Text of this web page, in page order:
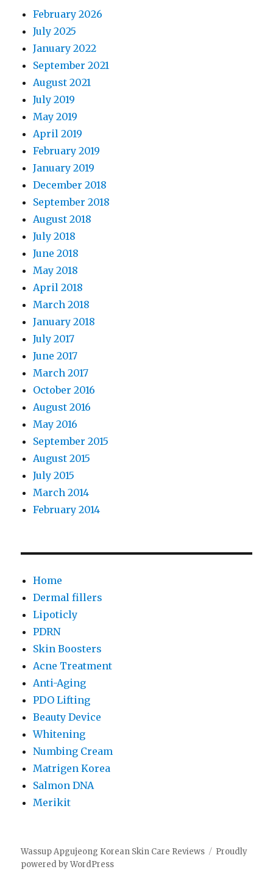
February 2026
July 2025
January 2022
September 2021
August 2021
July 2019
May 2019
April 2019
February 2019
January 2019
December 2018
September 2018
August 2018
July 2018
June 2018
May 2018
April 2018
March 2018
January 2018
July 2017
June 2017
March 2017
October 2016
August 2016
May 2016
September 2015
August 2015
July 2015
March 2014
February 2014
Home
Dermal fillers
Lipoticly
PDRN
Skin Boosters
Acne Treatment
Anti-Aging
PDO Lifting
Beauty Device
Whitening
Numbing Cream
Matrigen Korea
Salmon DNA
Merikit
Wassup Apgujeong Korean Skin Care Reviews
Proudly
powered by WordPress